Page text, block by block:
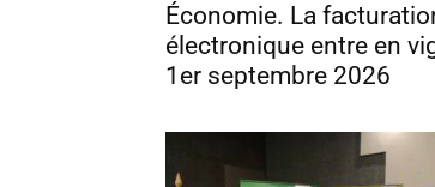
Économie. La
électronique entre en
1er septembre 2026